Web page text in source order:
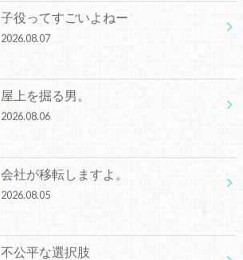
子役ってすごいよねー
2026.08.07
屋上を掘る男。
2026.08.06
会社が移転しますよ。
2026.08.05
不公平な選択肢